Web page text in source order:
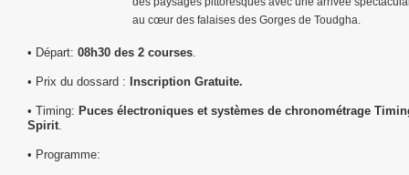
au cœur des falaises des Gorges de Toudgha.
• Départ: 08h30 des 2 courses
• Prix du dossard : Inscription Gratuite.
• Timing: Puces électroniques et systèmes de chronométrage
Spirit
• Programme: